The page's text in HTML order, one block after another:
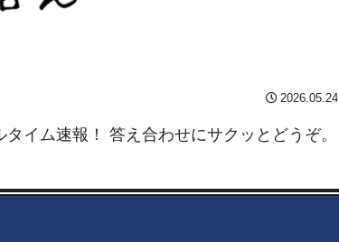
2026.05.24
タイム速報！ 答え合わせにサクッとどうぞ。